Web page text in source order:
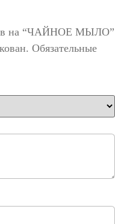
на “ЧАЙНОЕ МЫЛО”
Обязательные